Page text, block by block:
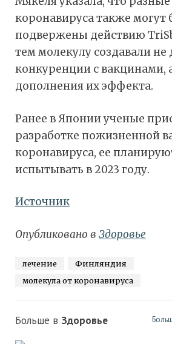
коронавируса также могут
подвержены действию
тем молекулу создавали не
конкуренции с вакцинами,
дополнения их эффекта.
Ранее в Японии ученые
разработке пожизненной
коронавируса, ее
испытывать в 2023 году.
Источник
Опубликовано в Здоровье
лечение
Финляндия
молекула от коронавируса
Больше в Здоровье